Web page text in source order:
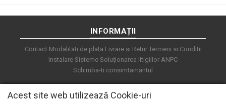
INFORMAȚII
Contact Modalitati de plata Livrare si Retur Termeni si Conditii
Instalare Sisteme Soluționarea litigiilor ANPC
Schimba-ti consimtamantul
Acest site web utilizează Cookie-uri